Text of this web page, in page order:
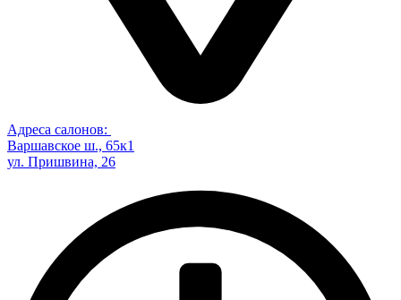
Адреса салонов:
Варшавское ш., 65к1
ул. Пришвина, 26